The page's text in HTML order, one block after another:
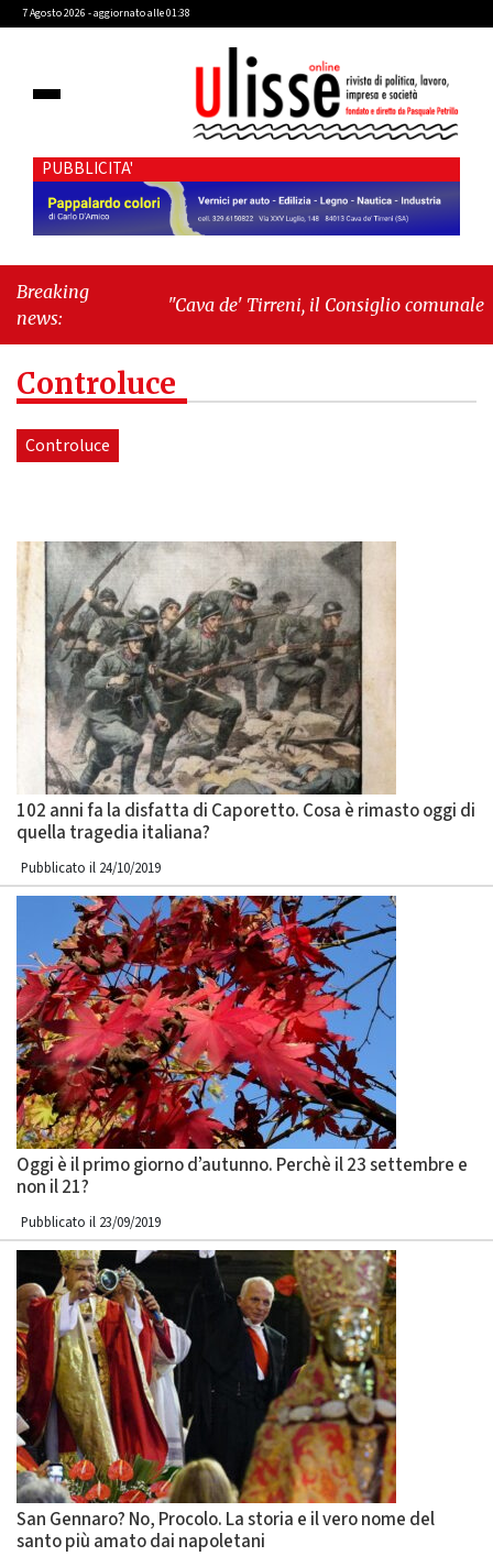
7 Agosto 2026 - aggiornato alle 01:38
PUBBLICITA'
Breaking
news:
"Cava de' Tirreni, il Consiglio comunale conferma
storica: la ceramica ammessa alla fase europea per
l’IGP"
Controluce
Controluce
102 anni fa la disfatta di Caporetto. Cosa è rimasto oggi di
quella tragedia italiana?
Pubblicato il 24/10/2019
Oggi è il primo giorno d’autunno. Perchè il 23 settembre e
non il 21?
Pubblicato il 23/09/2019
San Gennaro? No, Procolo. La storia e il vero nome del
santo più amato dai napoletani